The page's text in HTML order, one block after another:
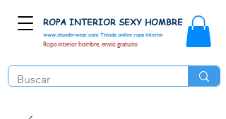
www.elunderwear.com Tienda online ropa interior
ROPA INTERIOR SEXY HOMBRE
Ropa interior hombre, envió gratuito